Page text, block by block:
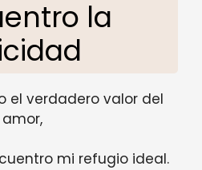
la
el verdadero valor del
amor,
mi refugio ideal.